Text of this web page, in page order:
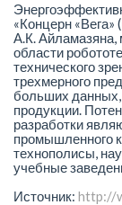
«Концерн
А.К. Айламазяна,
области
технического
трехмерного
больших
продукции.
разработки
промышленного
технополисы,
учебные
Источник: http://